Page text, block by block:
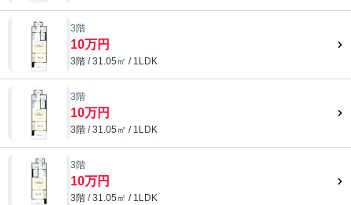
3階
10万円
3階 / 31.05㎡ / 1LDK
3階
10万円
3階 / 31.05㎡ / 1LDK
3階
10万円
3階 / 31.05㎡ / 1LDK